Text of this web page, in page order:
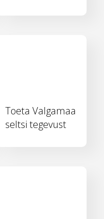
Toeta Valgamaa
seltsi tegevust